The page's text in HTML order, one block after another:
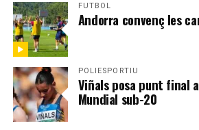
FUTBOL
Andorra convenç les
POLIESPORTIU
Viñals posa punt final
Mundial sub-20